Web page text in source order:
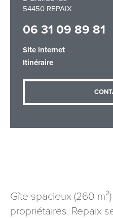
54450 REPAIX
06 31 09 89 81
Site internet
Itinéraire
Gîte spacieux (260
propriétaires. Repaix
Téléphone
Adresse email
Message*
Les informations recueillies
nécessaires au traitement de
mention contraire). Vous